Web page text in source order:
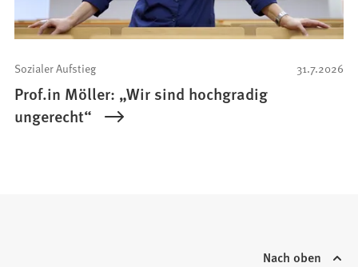
31.7.2026
Sozialer Aufstieg
Prof.in Möller: „Wir sind hochgradig
ungerecht“
Nach oben